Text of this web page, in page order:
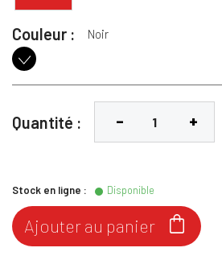
Couleur : Noir
Noir
Quantité :
Stock en ligne : Disponible

Ajouter au panier